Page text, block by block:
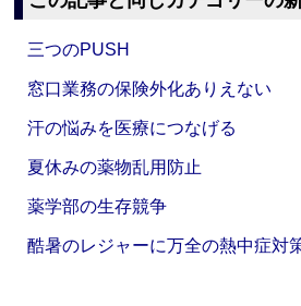
三つのPUSH
窓口業務の保険外化ありえない
汗の悩みを医療につなげる
夏休みの薬物乱用防止
薬学部の生存競争
酷暑のレジャーに万全の熱中症対